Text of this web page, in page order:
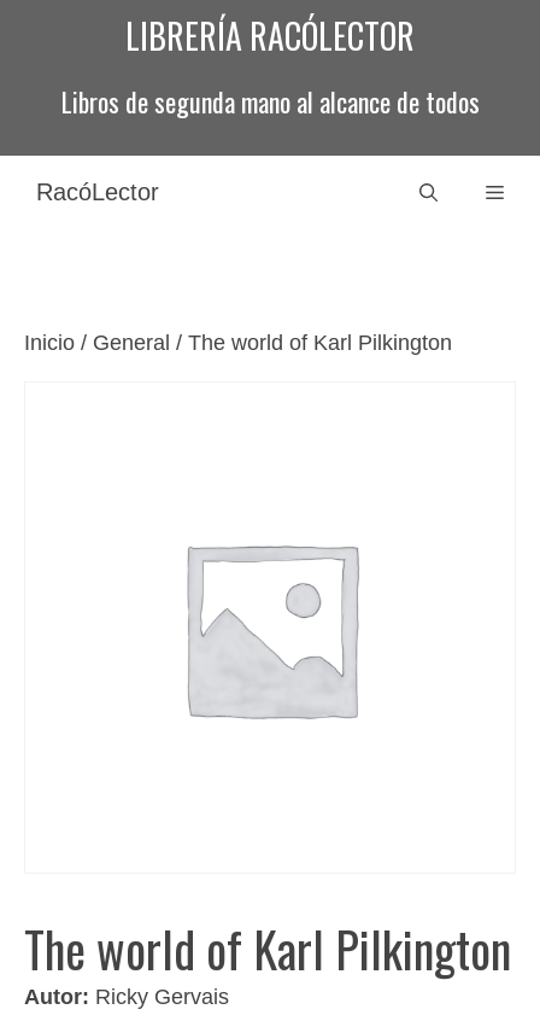
LIBRERÍA RACÓLECTOR
Libros de segunda mano al alcance de todos
RacóLector
Inicio / General / The world of Karl Pilkington
The world of Karl Pilkington
Autor: Ricky Gervais